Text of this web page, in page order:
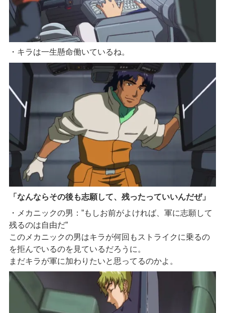
・キラは一生懸命働いているね。
「なんならその後も志願して、残ったっていいんだぜ」
・メカニックの男：”もしお前がよければ、軍に志願して
残るのは自由だ”
このメカニックの男はキラが何回もストライクに乗るの
を拒んでいるのを見ているだろうに。
まだキラが軍に加わりたいと思ってるのかよ。